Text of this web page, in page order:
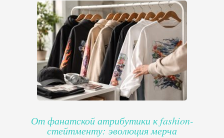
От фанатской атрибутики к fashion-
стейтменту: эволюция мерча